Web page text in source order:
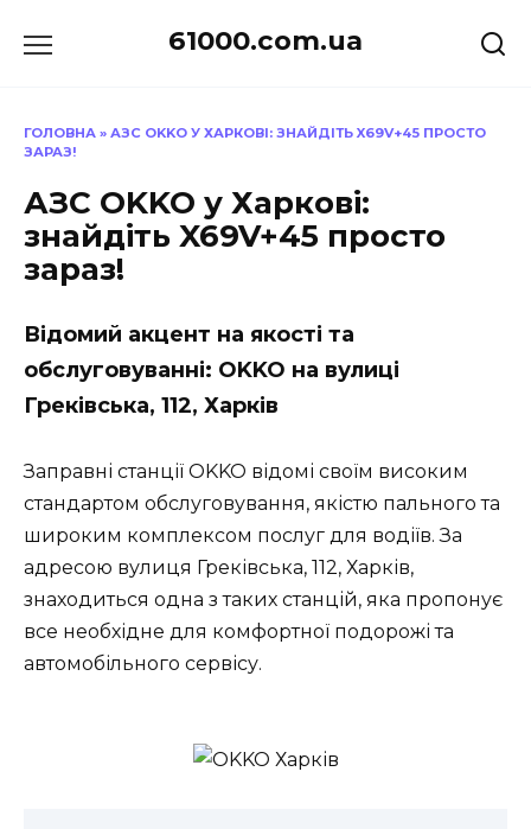
до
61000.com.ua
ГОЛОВНА » АЗС OKKO У ХАРКОВІ: ЗНАЙДІТЬ X69V+45 ПРОСТО
ЗАРАЗ!
АЗС OKKO у Харкові:
знайдіть X69V+45 просто
зараз!
Відомий акцент на якості та
обслуговуванні: OKKO на вулиці
Греківська, 112, Харків
Заправні станції OKKO відомі своїм високим
стандартом обслуговування, якістю пального та
широким комплексом послуг для водіїв. За
адресою вулиця Греківська, 112, Харків,
знаходиться одна з таких станцій, яка пропонує
все необхідне для комфортної подорожі та
автомобільного сервісу.